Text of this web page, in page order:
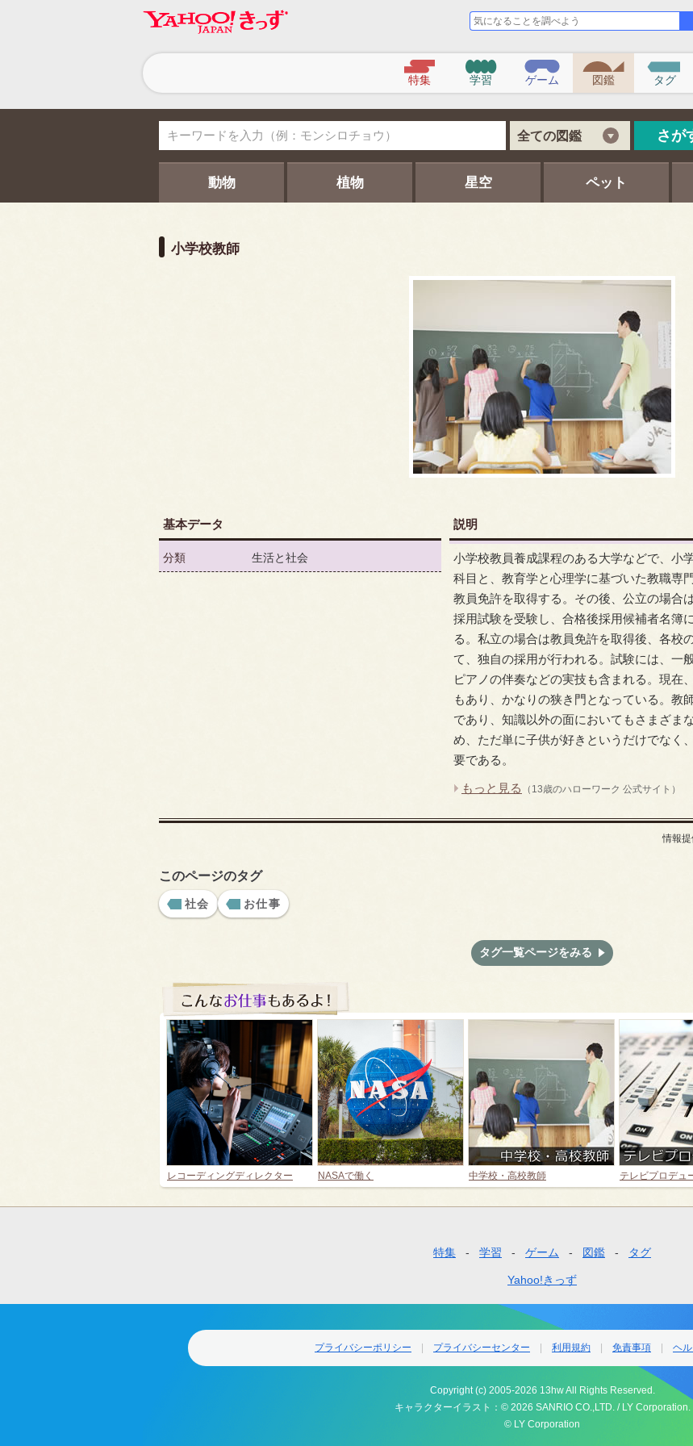
気
に
る
こ
と
調
よ
う
ン
特集 学習 ゲーム 図鑑 タグ
全ての図鑑 さが
動物 植物 星空 ペット
小学校教師
基本データ
分類 生活と社会
説明
小学校教員養成課程のある大学などで、小
科目と、教育学と心理学に基づいた教職専
教員免許を取得する。その後、公立の場合
採用試験を受験し、合格後採用候補者名簿
る。私立の場合は教員免許を取得後、各校
て、独自の採用が行われる。試験には、一
ピアノの伴奏などの実技も含まれる。現在
もあり、かなりの狭き門となっている。教
であり、知識以外の面においてもさまざま
め、ただ単に子供が好きというだけでなく
要である。
もっと見る （13歳のハローワーク 公式サイト）
情報
このページのタグ
社会 お仕事
タグ一覧ページをみる
レコーディングディレクター NASAで働く 中学校・高校教師 テレビプロデュ
特集 学習 ゲーム 図鑑 タグ
Yahoo!きっず
プライバシーポリシー プライバシーセンター 利用規約 免責事項 ヘ
Copyright (c) 2005-2026 13hw All Rights Reserved.
キャラクターイラスト： © 2026 SANRIO CO.,LTD. / LY Corporation.
© LY Corporation